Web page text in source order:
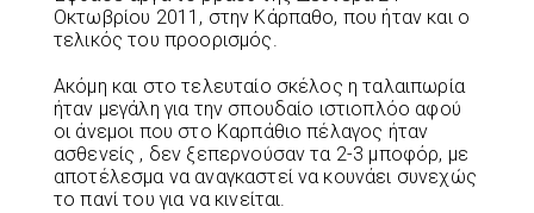
Οκτωβρίου 2011, στην Κάρπαθο, που ήταν και ο
τελικός του προορισμός.
Ακόμη και στο τελευταίο σκέλος η ταλαιπωρία
ήταν μεγάλη για την σπουδαίο ιστιοπλόο αφού
οι άνεμοι που στο Καρπάθιο πέλαγος ήταν
ασθενείς , δεν ξεπερνούσαν τα 2-3 μποφόρ, με
αποτέλεσμα να αναγκαστεί να κουνάει συνεχώς
το πανί του για να κινείται.